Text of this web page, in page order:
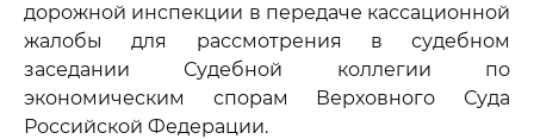
дорожной инспекции в передаче кассационной
жалобы для рассмотрения в судебном
заседании Судебной коллегии по
экономическим спорам Верховного Суда
Российской Федерации.